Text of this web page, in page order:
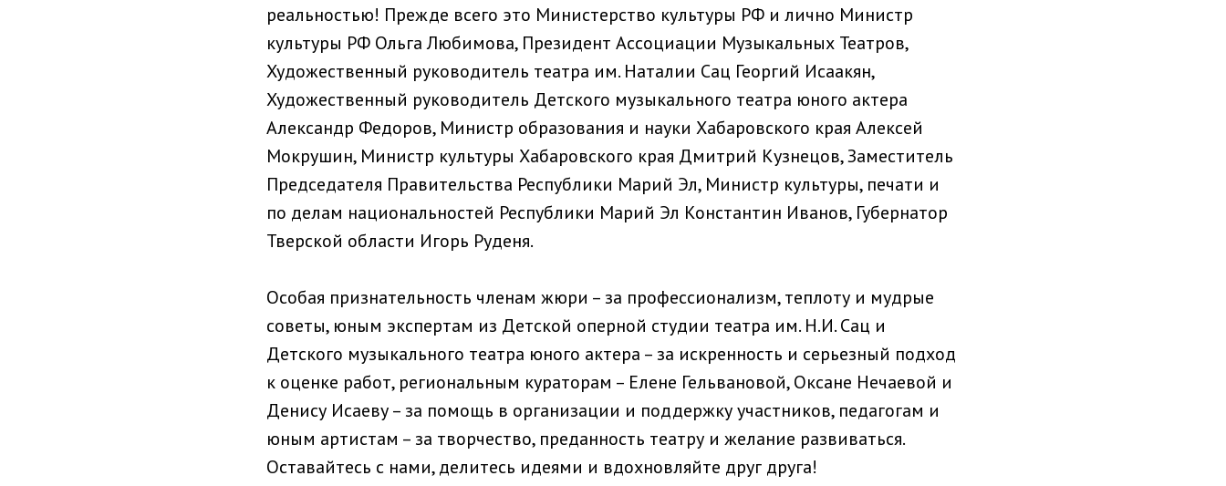
реальностью! Прежде всего это Министерство культуры РФ и лично Министр
культуры РФ Ольга Любимова, Президент Ассоциации Музыкальных Театров,
Художественный руководитель театра им. Наталии Сац Георгий Исаакян,
Художественный руководитель Детского музыкального театра юного актера
Александр Федоров, Министр образования и науки Хабаровского края Алексей
Мокрушин, Министр культуры Хабаровского края Дмитрий Кузнецов, Заместитель
Председателя Правительства Республики Марий Эл, Министр культуры, печати и
по делам национальностей Республики Марий Эл Константин Иванов, Губернатор
Тверской области Игорь Руденя.
Особая признательность членам жюри – за профессионализм, теплоту и мудрые
советы, юным экспертам из Детской оперной студии театра им. Н.И. Сац и
Детского музыкального театра юного актера – за искренность и серьезный подход
к оценке работ, региональным кураторам – Елене Гельвановой, Оксане Нечаевой и
Денису Исаеву – за помощь в организации и поддержку участников, педагогам и
юным артистам – за творчество, преданность театру и желание развиваться.
Оставайтесь с нами, делитесь идеями и вдохновляйте друг друга!